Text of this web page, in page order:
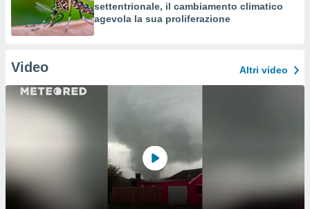
settentrionale, il cambiamento climatico
agevola la sua proliferazione
Video Altri video